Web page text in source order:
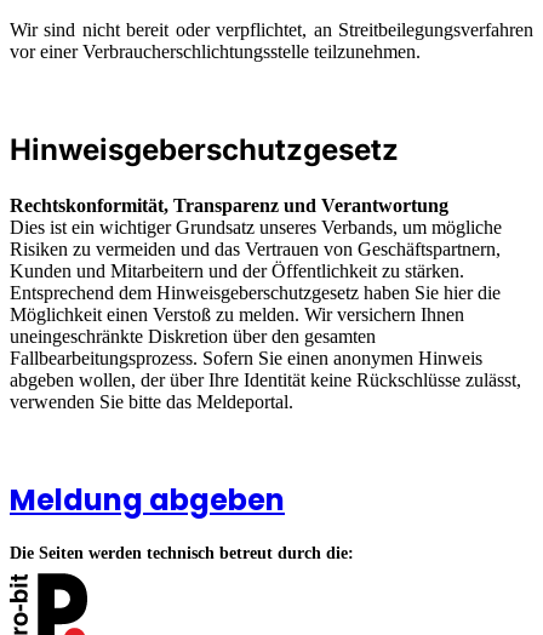
Wir sind nicht bereit oder verpflichtet, an Streitbeilegungsverfahren
vor einer Verbraucherschlichtungsstelle teilzunehmen.
Hinweisgeberschutzgesetz
Rechtskonformität, Transparenz und Verantwortung
Dies ist ein wichtiger Grundsatz unseres Verbands, um mögliche
Risiken zu vermeiden und das Vertrauen von Geschäftspartnern,
Kunden und Mitarbeitern und der Öffentlichkeit zu stärken.
Entsprechend dem Hinweisgeberschutzgesetz haben Sie hier die
Möglichkeit einen Verstoß zu melden. Wir versichern Ihnen
uneingeschränkte Diskretion über den gesamten
Fallbearbeitungsprozess. Sofern Sie einen anonymen Hinweis
abgeben wollen, der über Ihre Identität keine Rückschlüsse zulässt,
verwenden Sie bitte das Meldeportal.
Meldung abgeben
Die Seiten werden technisch betreut durch die: